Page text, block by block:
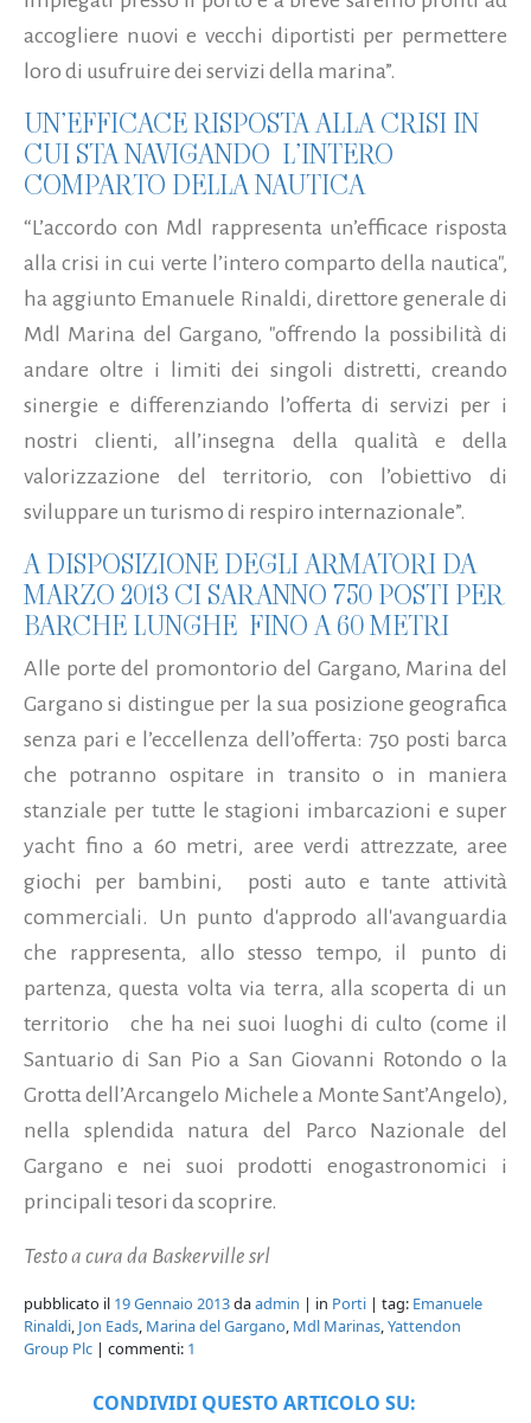
accogliere nuovi e vecchi diportisti per permettere
loro di usufruire dei servizi della marina”.
UN’EFFICACE RISPOSTA ALLA CRISI IN
CUI STA NAVIGANDO L’INTERO
COMPARTO DELLA NAUTICA
“L’accordo con Mdl rappresenta un’efficace risposta
alla crisi in cui verte l’intero comparto della nautica",
ha aggiunto Emanuele Rinaldi, direttore generale di
Mdl Marina del Gargano, "offrendo la possibilità di
andare oltre i limiti dei singoli distretti, creando
sinergie e differenziando l’offerta di servizi per i
nostri clienti, all’insegna della qualità e della
valorizzazione del territorio, con l’obiettivo di
sviluppare un turismo di respiro internazionale”.
A DISPOSIZIONE DEGLI ARMATORI DA
MARZO 2013 CI SARANNO 750 POSTI PER
BARCHE LUNGHE FINO A 60 METRI
Alle porte del promontorio del Gargano, Marina del
Gargano si distingue per la sua posizione geografica
senza pari e l’eccellenza dell’offerta: 750 posti barca
che potranno ospitare in transito o in maniera
stanziale per tutte le stagioni imbarcazioni e super
yacht fino a 60 metri, aree verdi attrezzate, aree
giochi per bambini, posti auto e tante attività
commerciali. Un punto d'approdo all'avanguardia
che rappresenta, allo stesso tempo, il punto di
partenza, questa volta via terra, alla scoperta di un
territorio che ha nei suoi luoghi di culto (come il
Santuario di San Pio a San Giovanni Rotondo o la
Grotta dell’Arcangelo Michele a Monte Sant’Angelo),
nella splendida natura del Parco Nazionale del
Gargano e nei suoi prodotti enogastronomici i
principali tesori da scoprire.
Testo a cura da Baskerville srl
pubblicato il 19 Gennaio 2013daadmin | in Porti | tag: Emanuele
Rinaldi, Jon Eads, Marina del Gargano, Mdl Marinas,Yattendon
Group Plc | commenti: 1
CONDIVIDI QUESTO ARTICOLO SU: